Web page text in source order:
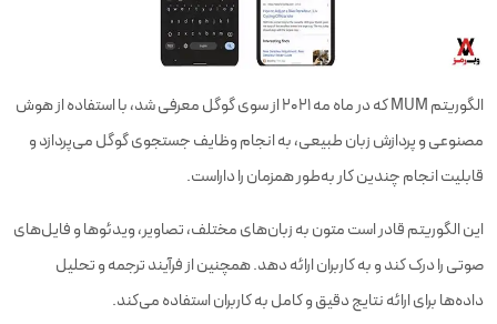
الگوریتم MUM که در ماه مه 2021 از سوی گوگل معرفی شد، با استفاده از هوش
مصنوعی و پردازش زبان طبیعی، به انجام وظایف جستجوی گوگل می‌پردازد و
قابلیت انجام چندین کار به‌طور همزمان را داراست.
این الگوریتم قادر است متون به زبان‌های مختلف، تصاویر، ویدئوها و فایل‌های
صوتی را درک کند و به کاربران ارائه دهد. همچنین از فرآیند ترجمه و تحلیل
داده‌ها برای ارائه نتایج دقیق و کامل به کاربران استفاده می‌کند.